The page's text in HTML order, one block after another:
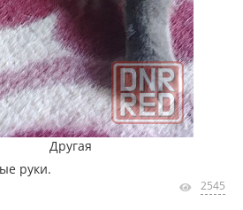
Другая
руки.
2545